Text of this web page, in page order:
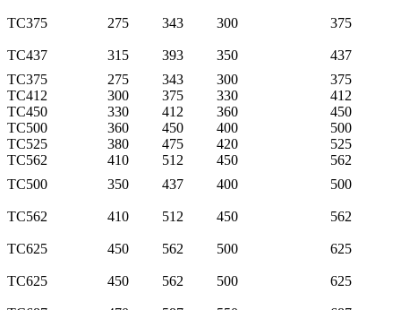
TC375 275 343 300 375
TC437 315 393 350
437
TC375
275 343 300
375
TC412
300 375 330
412
TC450
330 412 360
450
TC500
360 450 400
500
TC525
380 475 420
525
TC562
410 512 450
562
TC500
350 437 400 500
TC562 410 512 450 562
TC625 450 562 500 625
TC625 450 562 500 625